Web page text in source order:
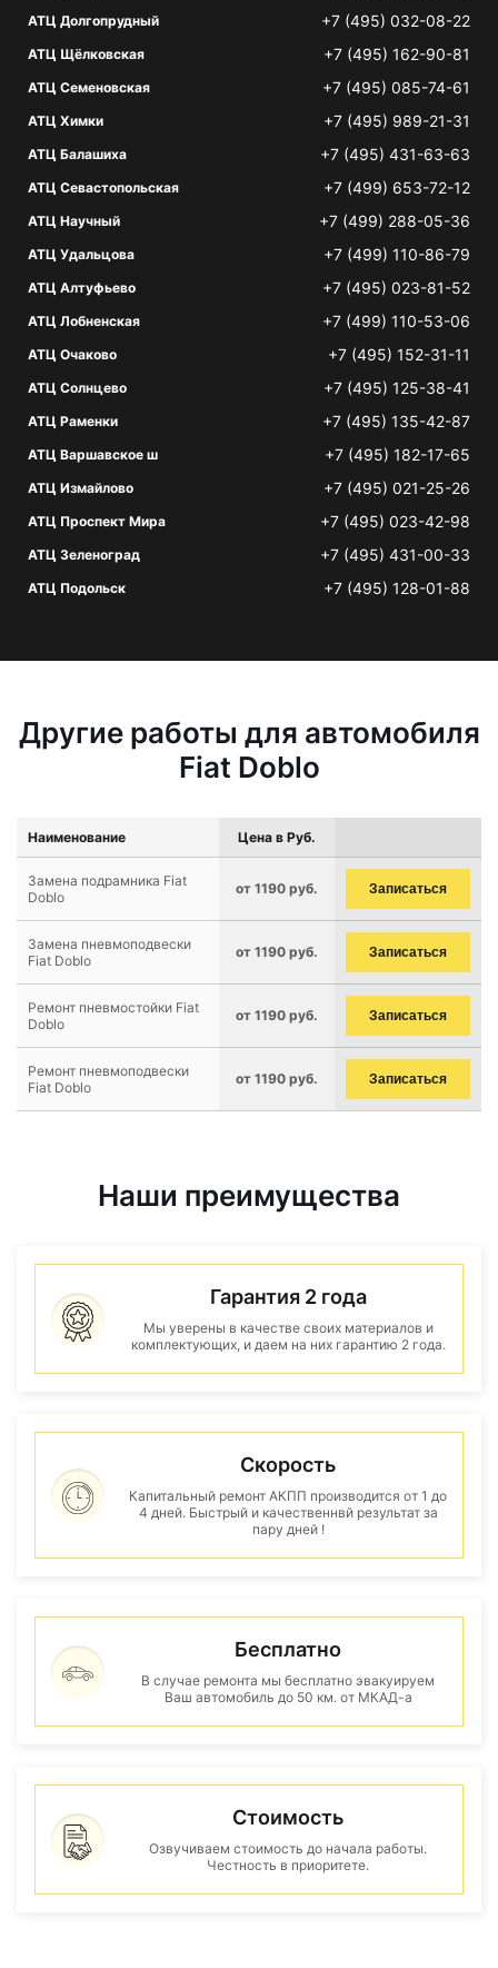
АТЦ Долгопрудный +7 (495) 032-08-22
АТЦ Щёлковская +7 (495) 162-90-81
АТЦ Семеновская +7 (495) 085-74-61
АТЦ Химки +7 (495) 989-21-31
АТЦ Балашиха +7 (495) 431-63-63
АТЦ Севастопольская +7 (499) 653-72-12
АТЦ Научный +7 (499) 288-05-36
АТЦ Удальцова +7 (499) 110-86-79
АТЦ Алтуфьево +7 (495) 023-81-52
АТЦ Лобненская +7 (499) 110-53-06
АТЦ Очаково +7 (495) 152-31-11
АТЦ Солнцево +7 (495) 125-38-41
АТЦ Раменки +7 (495) 135-42-87
АТЦ Варшавское ш +7 (495) 182-17-65
АТЦ Измайлово +7 (495) 021-25-26
АТЦ Проспект Мира +7 (495) 023-42-98
АТЦ Зеленоград +7 (495) 431-00-33
АТЦ Подольск +7 (495) 128-01-88
Другие работы для автомобиля
Fiat Doblo
Наименование Цена в Руб.
Замена подрамника Fiat
Doblo
от 1190 руб. Записаться
Замена пневмоподвески
Fiat Doblo
от 1190 руб. Записаться
Ремонт пневмостойки Fiat
Doblo
от 1190 руб. Записаться
Ремонт пневмоподвески
Fiat Doblo
от 1190 руб. Записаться
Наши преимущества
Гарантия 2 года
Мы уверены в качестве своих материалов и
комплектующих, и даем на них гарантию 2 года.
Скорость
Капитальный ремонт АКПП производится от 1 до
4 дней. Быстрый и качественнвй результат за
пару дней !
Бесплатно
В случае ремонта мы бесплатно эвакуируем
Ваш автомобиль до 50 км. от МКАД-а
Стоимость
Озвучиваем стоимость до начала работы.
Честность в приоритете.